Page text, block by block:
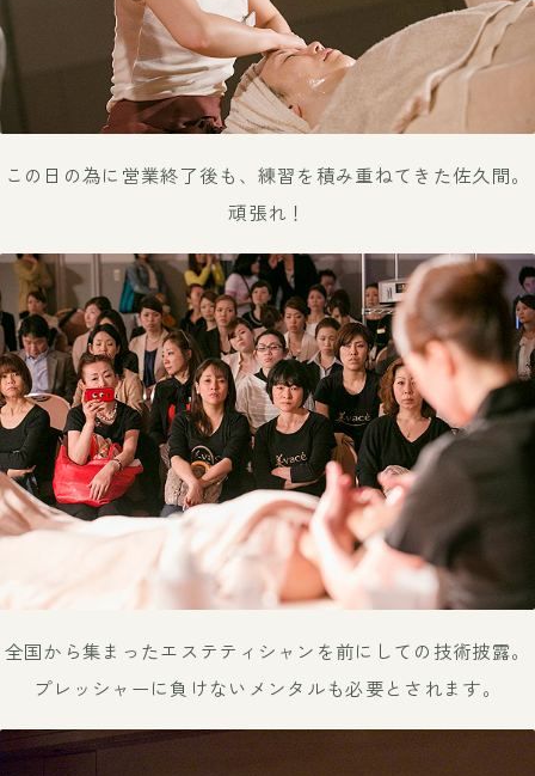
この日の為に営業終了後も、練習を積み重ねてきた佐久間。
頑張れ！
全国から集まったエステティシャンを前にしての技術披露。
プレッシャーに負けないメンタルも必要とされます。